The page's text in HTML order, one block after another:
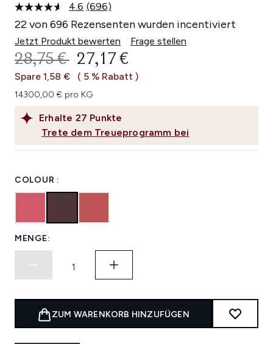
4.6 696
Bewertungen
lesen.
Link
auf
derselben
Seite.
(696)
22 von 696 Rezensenten wurden incentiviert
Jetzt Produkt bewerten Frage stellen
Erhalte 27 Punkte
Trete dem Treueprogramm bei
UNVERBINDLICHE
28,75 € AKTUELLER PREIS:
27,17 €
Spare 1,58 € ( 5 % Rabatt )
14300,00 € pro KG
COLOUR :
MENGE:
ZUM WARENKORB HINZUFÜGEN